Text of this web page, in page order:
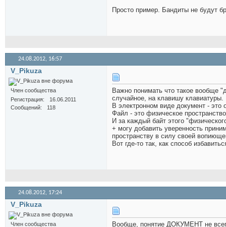
Просто пример. Бандиты не будут
24.08.2012, 16:57
V_Pikuza
Член сообщества
Регистрация
16.06.2011
Сообщений
118
Важно понимать что такое вообще
случайное, на клавишу клавиатуры.
В электронном виде документ -
Файл - это физическое
И за каждый байт этого
+ могу добавить уверенность
пространству в силу своей
Вот где-то так, как способ
24.08.2012, 17:24
V_Pikuza
Член сообщества Вообще, понятие ДОКУМЕНТ не